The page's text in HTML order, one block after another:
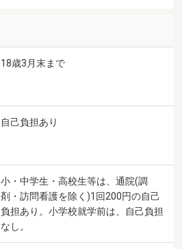
18歳3月末まで
自己負担あり
小・中学生・高校生等は、通院(調
剤・訪問看護を除く)1回200円の自己
負担あり。小学校就学前は、自己負担
なし。